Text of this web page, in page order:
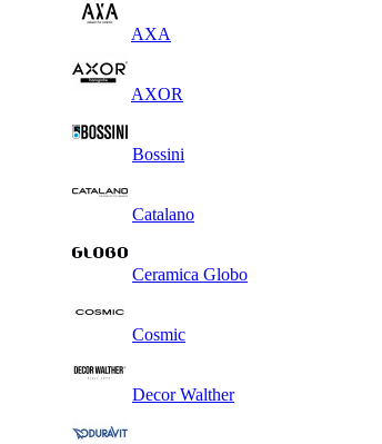
AXA
AXOR
Bossini
Catalano
Ceramica Globo
Cosmic
Decor Walther